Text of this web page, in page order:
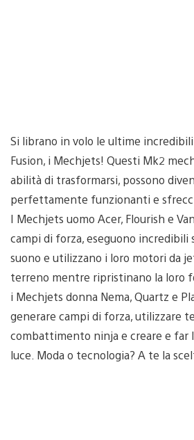
Si librano in volo le ultime
Fusion, i Mechjets! Questi Mk2
abilità di trasformarsi, possono
perfettamente funzionanti e
I Mechjets uomo Acer, Flourish e
campi di forza, eseguono incredibili
suono e utilizzano i loro motori da
terreno mentre ripristinano la loro
i Mechjets donna Nema, Quartz e
generare campi di forza, utilizzare
combattimento ninja e creare e far
luce. Moda o tecnologia? A te la